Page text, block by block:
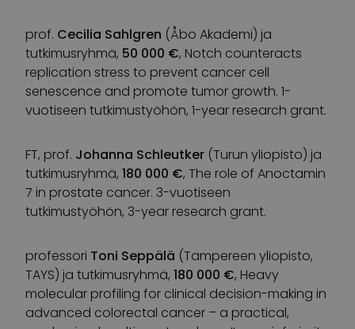
prof. Cecilia Sahlgren (Åbo Akademi) ja
tutkimusryhmä, 50 000 €, Notch counteracts
replication stress to prevent cancer cell
senescence and promote tumor growth. 1-
vuotiseen tutkimustyöhön, 1-year research grant.
FT, prof. Johanna Schleutker (Turun yliopisto) ja
tutkimusryhmä, 180 000 €, The role of Anoctamin
7 in prostate cancer. 3-vuotiseen
tutkimustyöhön, 3-year research grant.
professori Toni Seppälä (Tampereen yliopisto,
TAYS) ja tutkimusryhmä, 180 000 €, Heavy
molecular profiling for clinical decision-making in
advanced colorectal cancer – a practical,